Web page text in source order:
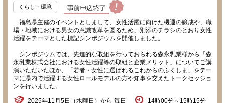
くらし・環境
福島県主催のイベントとしまして、女性活躍に向けた機運の醸成や、職
場・地域における男女の意識改革を図るため、別添のチラシのとおり女性
活躍をテーマとした標記シンポジウムを開催しました。
シンポジウムでは、先進的な取組を行っておられる森永乳業様から「森
永乳業株式会社における女性活躍等の取組と企業メリット」についてご講
演いただいたほか、「若者・女性に選ばれるこれからのふくしま」をテー
マに県内で活躍する女性ロールモデルの方や知事を交えたトークセッショ
ンを行いました。
2025年11月5日（水曜日）から 毎日 14時00分～15時15分